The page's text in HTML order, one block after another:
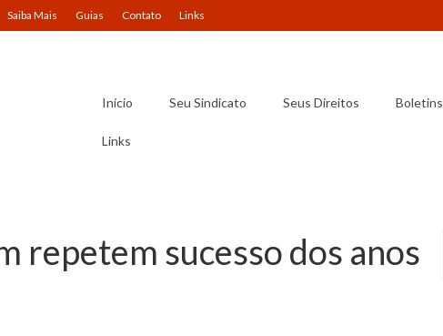
Saiba Mais Guias Contato Links
Início Seu Sindicato Seus Direitos Boletins
Links
repetem sucesso dos anos